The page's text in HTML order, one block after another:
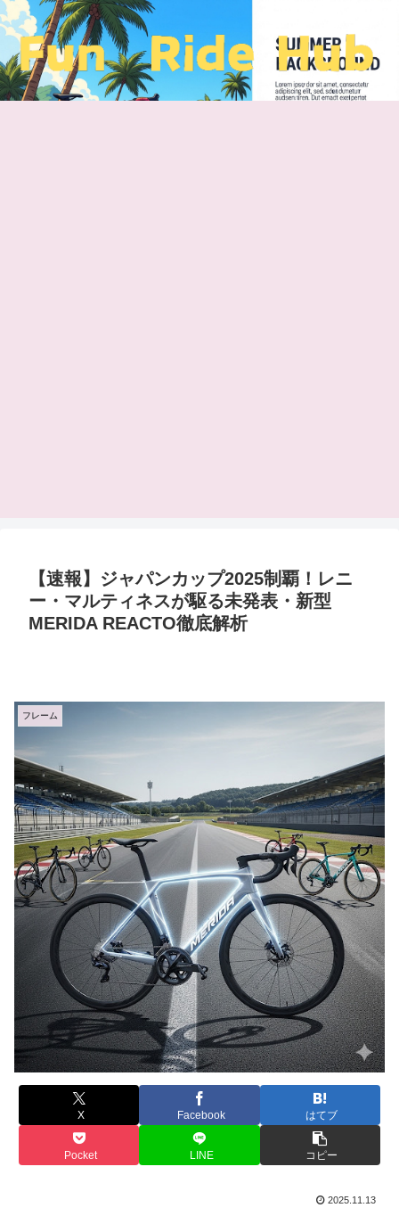
【速報】ジャパンカップ2025制覇！レニ
ー・マルティネスが駆る未発表・新型
MERIDA REACTO徹底解析
フレーム
X Facebook はてブ
Pocket LINE コピー
2025.11.13